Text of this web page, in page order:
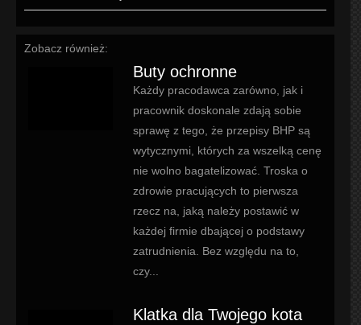
Zobacz również:
Buty ochronne
Każdy pracodawca zarówno, jak i
pracownik doskonale zdają sobie
sprawę z tego, że przepisy BHP są
wytycznymi, których za wszelką cenę
nie wolno bagatelizować. Troska o
zdrowie pracujących to pierwsza
rzecz na, jaką należy postawić w
każdej firmie dbającej o podstawy
zatrudnienia. Bez względu na to,
czy...
Klatka dla Twojego kota